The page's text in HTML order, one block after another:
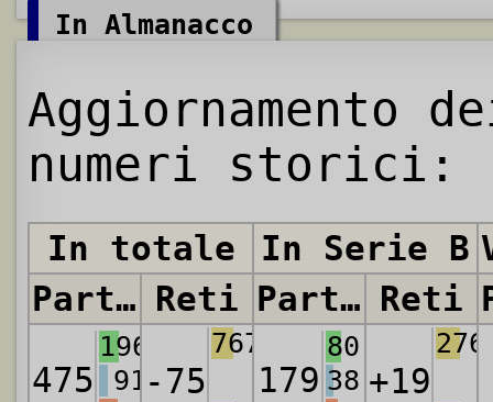
In Almanacco
Aggiornamento
numeri storici:
In totale In Serie B
Partite Reti Partite Reti
475
196
91 -75
767
179
80
38 +19
276